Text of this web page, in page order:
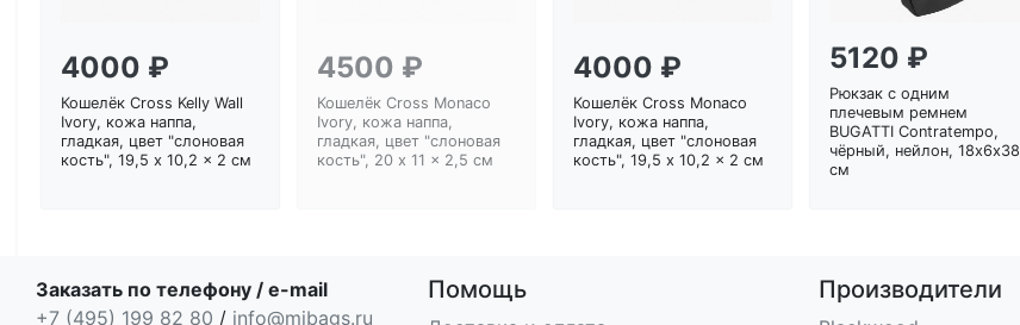
4000 ₽
Кошелёк Cross Kelly Wall
Ivory, кожа наппа,
гладкая, цвет "слоновая
кость", 19,5 x 10,2 x 2 см
4500 ₽
Кошелёк Cross Monaco
Ivory, кожа наппа,
гладкая, цвет "слоновая
кость", 20 x 11 x 2,5 см
4000 ₽
Кошелёк Cross Monaco
Ivory, кожа наппа,
гладкая, цвет "слоновая
кость", 19,5 x 10,2 x 2 см
5120 ₽
Рюкзак с одним
плечевым ремнем
BUGATTI Contratempo,
чёрный, нейлон, 18х6х38
см
Заказать по телефону / e-mail
+7 (495) 199 82 80 / info@mibags.ru
Помощь Производители